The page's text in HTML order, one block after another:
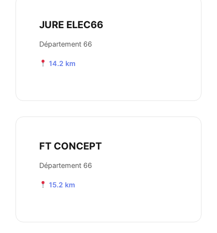
JURE ELEC66
Département 66
14.2 km
FT CONCEPT
Département 66
15.2 km